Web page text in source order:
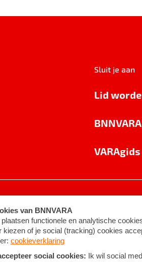
Sluit je aan
Lid
VARAgids
Algemene voorwaarden ©